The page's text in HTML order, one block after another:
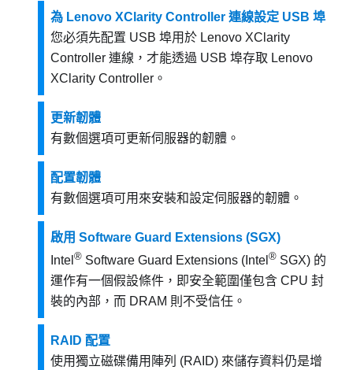
為 Lenovo XClarity Controller 連線設定 USB 埠
您必須先配置 USB 埠用於 Lenovo XClarity
Controller 連線，才能透過 USB 埠存取 Lenovo
XClarity Controller 。
更新韌體
有數個選項可更新伺服器的韌體。
配置韌體
有數個選項可用來安裝和設定伺服器的韌體。
啟用 Software Guard Extensions (SGX)
Intel ® Software Guard Extensions (Intel ® SGX) 的
運作有一個假設條件，即安全範圍僅包含 CPU 封
裝的內部，而 DRAM 則不受信任。
RAID 配置
使用獨立磁碟備用陣列 (RAID) 來儲存資料仍是增